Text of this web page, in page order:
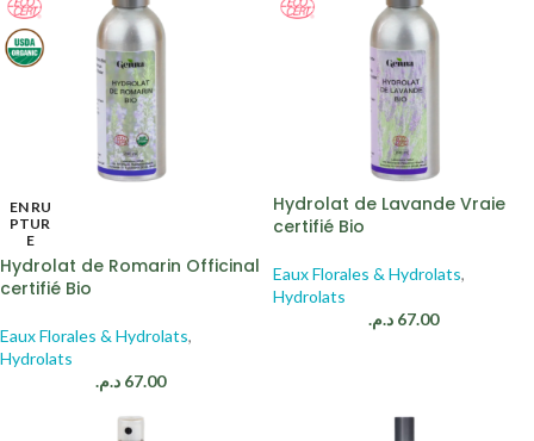
EN RU
PTUR
E
Hydrolat de Romarin Officinal
certifié Bio
Eaux Florales & Hydrolats,
Hydrolats
67.00 د.م.
Hydrolat de Lavande Vraie
certifié Bio
Eaux Florales & Hydrolats,
Hydrolats
67.00 د.م.